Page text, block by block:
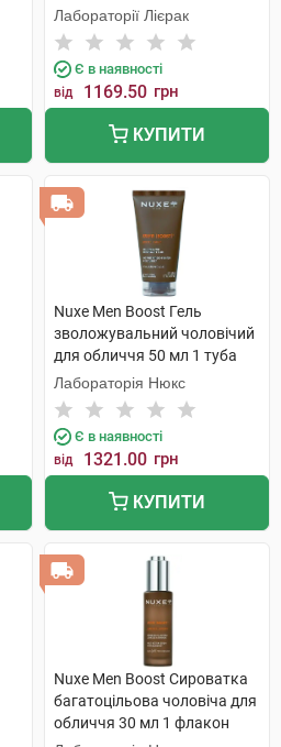
50 мл 1 набір
Лабораторії Лієрак
Є в наявності
від 1169.50 грн
КУПИТИ
Nuxe Men Boost Гель
зволожувальний чоловічий
для обличчя 50 мл 1 туба
Лабораторія Нюкс
Є в наявності
від 1321.00 грн
КУПИТИ
Nuxe Men Boost Сироватка
багатоцільова чоловіча для
обличчя 30 мл 1 флакон